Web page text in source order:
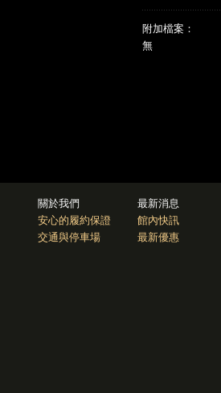
附加檔案：
無
關於我們
安心的履約保證
交通與停車場
最新消息
館內快訊
最新優惠